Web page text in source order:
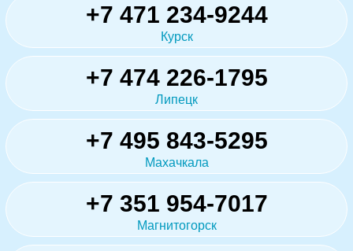
+7 471 234-9244
Курск
+7 474 226-1795
Липецк
+7 495 843-5295
Махачкала
+7 351 954-7017
Магнитогорск